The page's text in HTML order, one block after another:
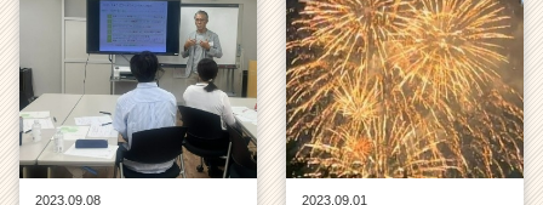
2023.09.08
2023.09.01